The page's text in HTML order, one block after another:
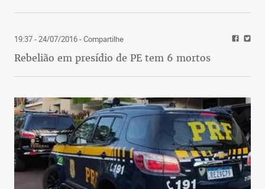
19:37 - 24/07/2016- Compartilhe
Rebelião em presídio de PE tem 6 mortos